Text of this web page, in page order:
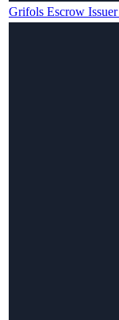
Grifols Escrow